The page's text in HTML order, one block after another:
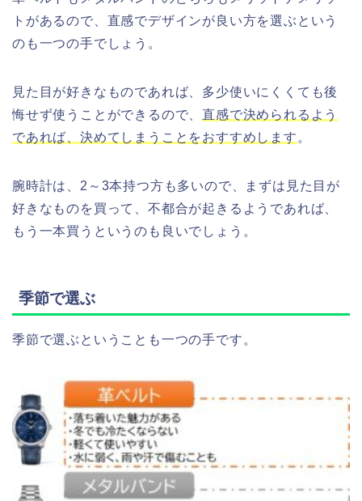
トがあるので、直感でデザインが良い方を選ぶという
のも一つの手でしょう。
見た目が好きなものであれば、多少使いにくくても後
悔せず使うことができるので、 直感で決められるよう
であれば、決めてしまうことをおすすめします。
腕時計は、2～3本持つ方も多いので、まずは見た目が
好きなものを買って、不都合が起きるようであれば、
もう一本買うというのも良いでしょう。
季節で選ぶ
季節で選ぶということも一つの手です。